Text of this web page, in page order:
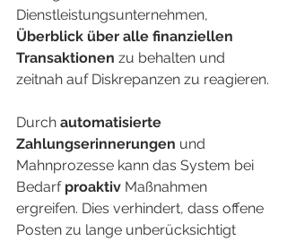
Dienstleistungsunternehmen,
Überblick über alle finanziellen
Transaktionen zu behalten und
zeitnah auf Diskrepanzen zu reagieren.
Durch automatisierte
Zahlungserinnerungen und
Mahnprozesse kann das System bei
Bedarf proaktiv Maßnahmen
ergreifen. Dies verhindert, dass offene
Posten zu lange unberücksichtigt